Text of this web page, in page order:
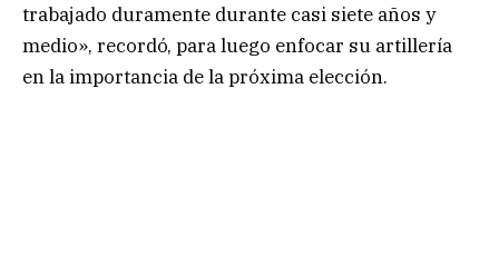
trabajado duramente durante casi siete años y
medio», recordó, para luego enfocar su artillería
en la importancia de la próxima elección.